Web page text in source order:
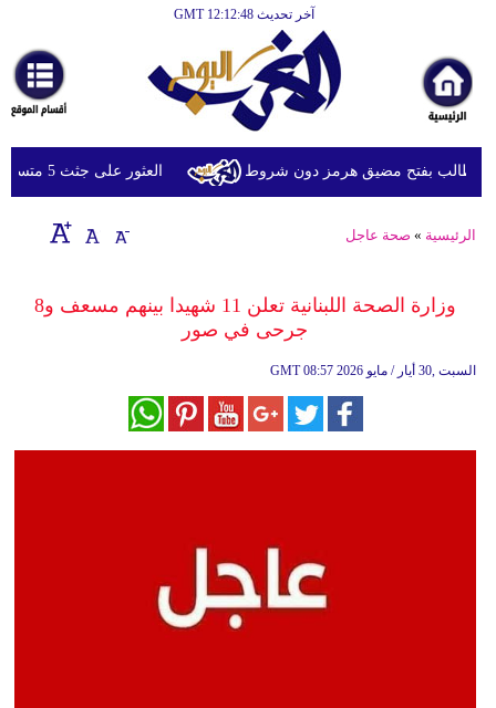
آخر تحديث GMT 12:12:48
أخبارعاجلة
رياضة
ثقافة
إقتصاد
وموسيقى
العثور على جثث 5 متسلقين فُقدوا العام الماضي في النيبال بفتح مضيق هرمز دون شروط
الرئيسية » صحة عاجل
وزارة الصحة اللبنانية تعلن 11 شهيدا بينهم مسعف و8
جرحى في صور
GMT 08:57 2026 السبت ,30 أيار / مايو